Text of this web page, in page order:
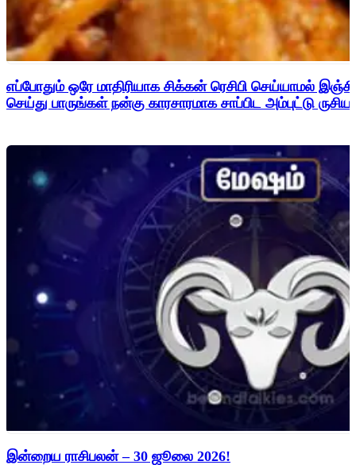
எப்போதும் ஒரே மாதிரியாக சிக்கன் ரெசிபி செய்யாமல்
செய்து பாருங்கள் நன்கு காரசாரமாக சாப்பிட அம்புட்டு
இன்றைய ராசிபலன் – 30 ஜூலை 2026!